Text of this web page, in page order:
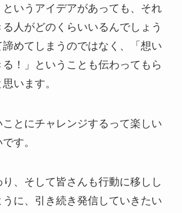
というアイデアがあっても、それ
人がどのくらいいるんでしょう
めてしまうのではなく、「想い
！」ということも伝わってもら
います。
とにチャレンジするって楽しい
す。
、そして皆さんも行動に移しし
に、引き続き発信していきたい